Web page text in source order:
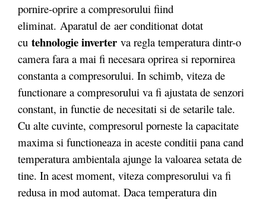
pornire-oprire a compresorului fiind
eliminat. Aparatul de aer conditionat dotat
cu tehnologie inverter va regla temperatura dintr-o
camera fara a mai fi necesara oprirea si repornirea
constanta a compresorului. In schimb, viteza de
functionare a compresorului va fi ajustata de senzori
constant, in functie de necesitati si de setarile tale.
Cu alte cuvinte, compresorul porneste la capacitate
maxima si functioneaza in aceste conditii pana cand
temperatura ambientala ajunge la valoarea setata de
tine. In acest moment, viteza compresorului va fi
redusa in mod automat. Daca temperatura din